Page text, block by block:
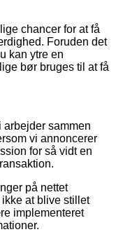
chancer for at få
Foruden det
kan ytre en
bør bruges til at få
arbejder sammen
vi annoncerer
for så vidt en
på nettet
at blive stillet
implementeret